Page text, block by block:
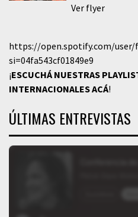
Ver flyer
https://open.spotify.com/user/
si=04fa543cf01849e9
¡ESCUCHÁ NUESTRAS
INTERNACIONALESACÁ!
ÚLTIMAS ENTREVISTAS